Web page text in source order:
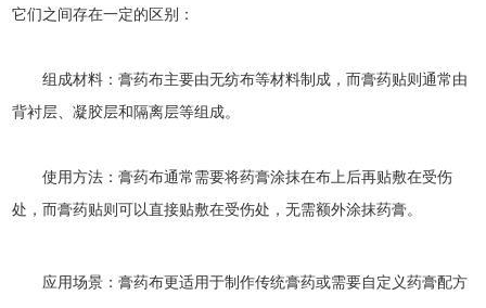
它们之间存在一定的区别：
组成材料：膏药布主要由无纺布等材料制成，而膏药贴则通常由
背衬层、凝胶层和隔离层等组成。
使用方法：膏药布通常需要将药膏涂抹在布上后再贴敷在受伤
处，而膏药贴则可以直接贴敷在受伤处，无需额外涂抹药膏。
应用场景：膏药布更适用于制作传统膏药或需要自定义药膏配方